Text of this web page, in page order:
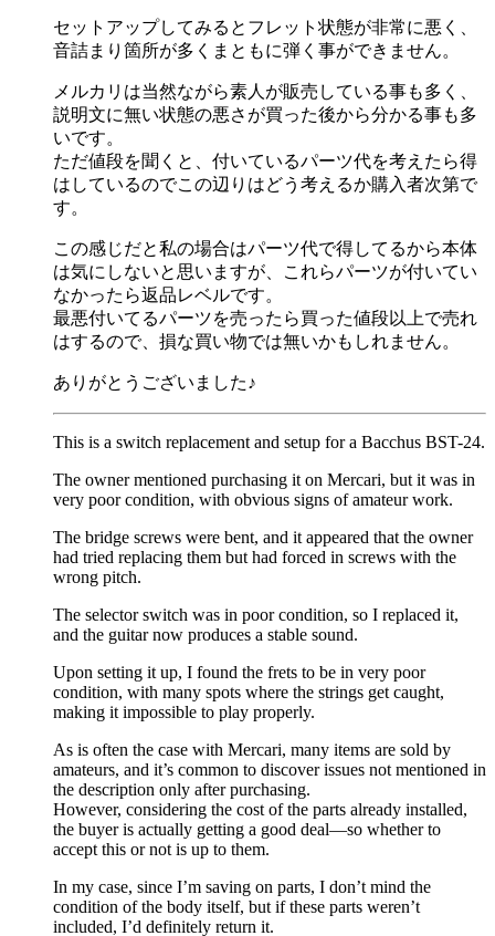
セットアップしてみるとフレット状態が非常に悪く、
音詰まり箇所が多くまともに弾く事ができません。
メルカリは当然ながら素人が販売している事も多く、
説明文に無い状態の悪さが買った後から分かる事も多
いです。
ただ値段を聞くと、付いているパーツ代を考えたら得
はしているのでこの辺りはどう考えるか購入者次第で
す。
この感じだと私の場合はパーツ代で得してるから本体
は気にしないと思いますが、これらパーツが付いてい
なかったら返品レベルです。
最悪付いてるパーツを売ったら買った値段以上で売れ
はするので、損な買い物では無いかもしれません。
ありがとうございました♪
This is a switch replacement and setup for a Bacchus BST-24.
The owner mentioned purchasing it on Mercari, but it was in
very poor condition, with obvious signs of amateur work.
The bridge screws were bent, and it appeared that the owner
had tried replacing them but had forced in screws with the
wrong pitch.
The selector switch was in poor condition, so I replaced it,
and the guitar now produces a stable sound.
Upon setting it up, I found the frets to be in very poor
condition, with many spots where the strings get caught,
making it impossible to play properly.
As is often the case with Mercari, many items are sold by
amateurs, and it’s common to discover issues not mentioned in
the description only after purchasing.
However, considering the cost of the parts already installed,
the buyer is actually getting a good deal—so whether to
accept this or not is up to them.
In my case, since I’m saving on parts, I don’t mind the
condition of the body itself, but if these parts weren’t
included, I’d definitely return it.